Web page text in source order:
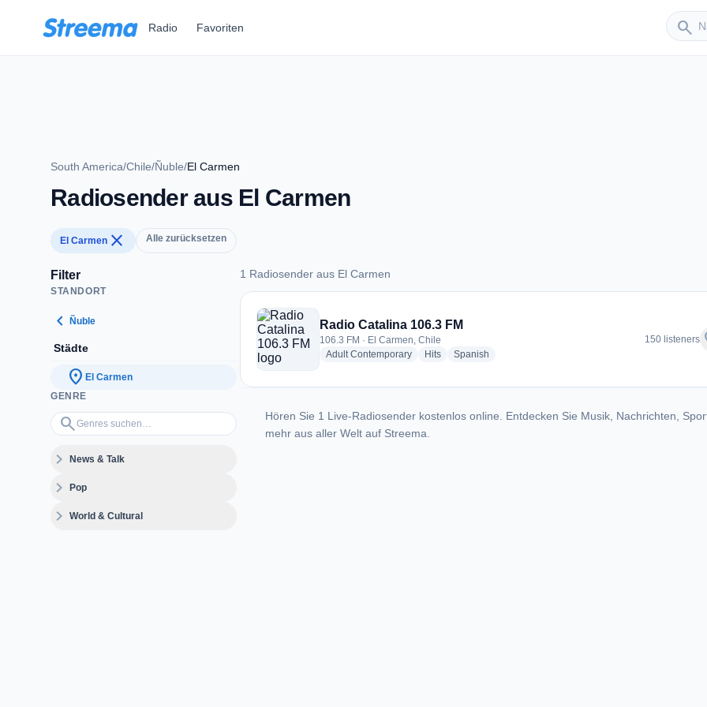
Radio Favoriten search
Sender
South America/Chile/Ñuble/El Carmen
Radiosender aus El Carmen
El Carmen close Alle zurücksetzen
Filter
STANDORT
chevron_left Ñuble
Städte
location_on El Carmen
GENRE
search
Genres suchen…
expand_moreNews & Talk
expand_morePop
expand_moreWorld & Cultural
1 Radiosender aus El Carmen
1 Radiosender aus El Carmen
Radio Catalina 106.3 FM
106.3 FM · El Carmen, Chile
Adult Contemporaryradio stations
Hitsradio stations
Spanish
150 listeners
Hören Sie 1 Live-Radiosender kostenlos online. Entdecken Sie Musik, Nachrichten,
mehr aus aller Welt auf Streema.